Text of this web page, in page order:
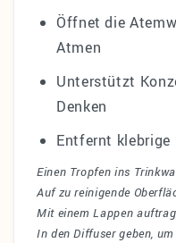
Öffnet die
Atmen
Unterstützt
Denken
Entfernt klebrige
Einen Tropfen ins
Auf zu reinigende
Mit einem Lappen
In den Diffuser geben,